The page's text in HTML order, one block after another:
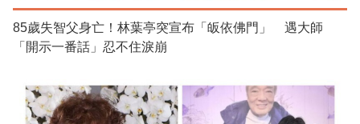
85歲失智父身亡！林葉亭突宣布「皈依佛門」 遇大師
「開示一番話」忍不住淚崩